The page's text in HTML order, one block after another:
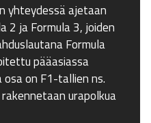
yhteydessä ajetaan
2 ja Formula 3, joiden
Formula
pääasiassa
on F1-tallien ns.
urapolkua